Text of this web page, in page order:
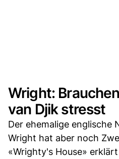
Wright:
van Djik stresst
Der ehemalige englische
Wright hat aber noch
«Wrighty's House»